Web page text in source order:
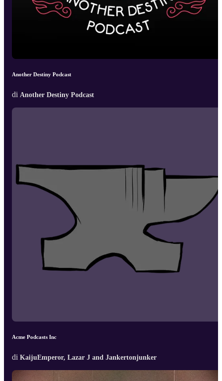
Another Destiny Podcast
di Another Destiny Podcast
Acme Podcasts Inc
di KaijuEmperor, Lazar J and Jankertonjunker